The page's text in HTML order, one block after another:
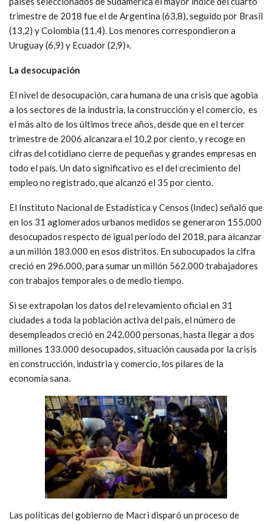
trimestre de 2018 fue el de Argentina (63,8), seguido por Brasil
(13,2) y Colombia (11,4). Los menores correspondieron a
Uruguay (6,9) y Ecuador (2,9)».
La desocupación
El nivel de desocupación, cara humana de una crisis que agobia
a los sectores de la industria, la construcción y el comercio, es
el más alto de los últimos trece años, desde que en el tercer
trimestre de 2006 alcanzara el 10,2 por ciento, y recoge en
cifras del cotidiano cierre de pequeñas y grandes empresas en
todo el país. Un dato significativo es el del crecimiento del
empleo no registrado, que alcanzó el 35 por ciento.
El Instituto Nacional de Estadística y Censos (Indec) señaló que
en los 31 aglomerados urbanos medidos se generaron 155.000
desocupados respecto de igual período del 2018, para alcanzar
a un millón 183.000 en esos distritos. En subocupados la cifra
creció en 296.000, para sumar un millón 562.000 trabajadores
con trabajos temporales o de medio tiempo.
Si se extrapolan los datos del relevamiento oficial en 31
ciudades a toda la población activa del país, el número de
desempleados creció en 242.000 personas, hasta llegar a dos
millones 133.000 desocupados, situación causada por la crisis
en construcción, industria y comercio, los pilares de la
economía sana.
Las políticas del gobierno de Macri disparó un proceso de